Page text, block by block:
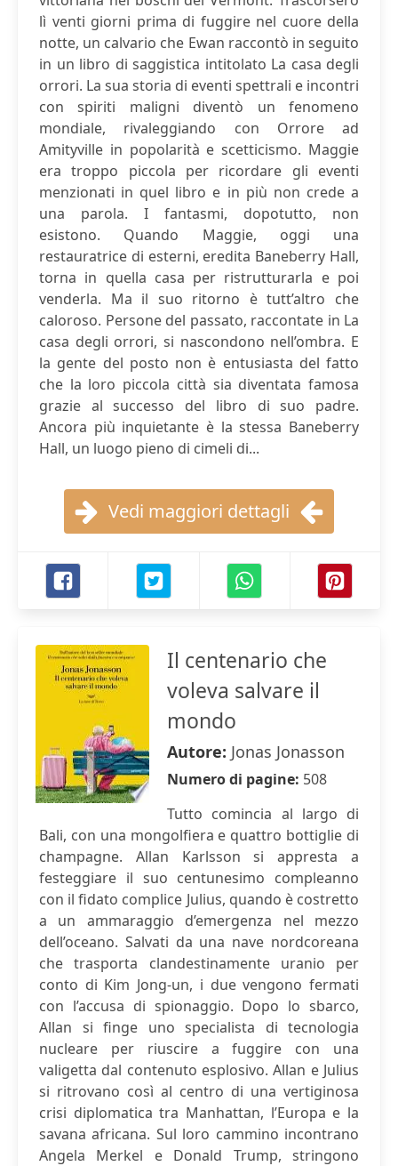
lì venti giorni prima di fuggire nel cuore della
notte, un calvario che Ewan raccontò in seguito
in un libro di saggistica intitolato La casa degli
orrori. La sua storia di eventi spettrali e incontri
con spiriti maligni diventò un fenomeno
mondiale, rivaleggiando con Orrore ad
Amityville in popolarità e scetticismo. Maggie
era troppo piccola per ricordare gli eventi
menzionati in quel libro e in più non crede a
una parola. I fantasmi, dopotutto, non
esistono. Quando Maggie, oggi una
restauratrice di esterni, eredita Baneberry Hall,
torna in quella casa per ristrutturarla e poi
venderla. Ma il suo ritorno è tutt’altro che
caloroso. Persone del passato, raccontate in La
casa degli orrori, si nascondono nell’ombra. E
la gente del posto non è entusiasta del fatto
che la loro piccola città sia diventata famosa
grazie al successo del libro di suo padre.
Ancora più inquietante è la stessa Baneberry
Hall, un luogo pieno di cimeli di...
Vedi maggiori dettagli
Il centenario che
voleva salvare il
mondo
Autore: Jonas Jonasson
Numero di pagine: 508
Tutto comincia al largo di
Bali, con una mongolfiera e quattro bottiglie di
champagne. Allan Karlsson si appresta a
festeggiare il suo centunesimo compleanno
con il fidato complice Julius, quando è costretto
a un ammaraggio d’emergenza nel mezzo
dell’oceano. Salvati da una nave nordcoreana
che trasporta clandestinamente uranio per
conto di Kim Jong-un, i due vengono fermati
con l’accusa di spionaggio. Dopo lo sbarco,
Allan si finge uno specialista di tecnologia
nucleare per riuscire a fuggire con una
valigetta dal contenuto esplosivo. Allan e Julius
si ritrovano così al centro di una vertiginosa
crisi diplomatica tra Manhattan, l’Europa e la
savana africana. Sul loro cammino incontrano
Angela Merkel e Donald Trump, stringono